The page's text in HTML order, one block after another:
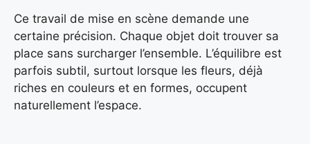
Ce travail de mise en scène demande une
certaine précision. Chaque objet doit trouver sa
place sans surcharger l’ensemble. L’équilibre est
parfois subtil, surtout lorsque les fleurs, déjà
riches en couleurs et en formes, occupent
naturellement l’espace.